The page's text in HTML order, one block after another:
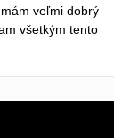
veľmi dobrý
všetkým tento